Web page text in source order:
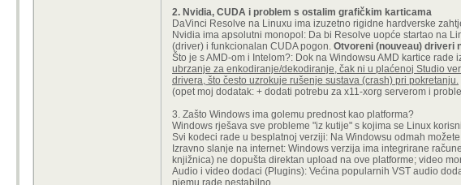
2. Nvidia, CUDA i problem s ostalim grafičkim karticama
DaVinci Resolve na Linuxu ima izuzetno rigidne hardverske
Nvidia ima apsolutni monopol: Da bi Resolve uopće startao na
(driver) i funkcionalan CUDA pogon. Otvoreni (nouveau) driveri
Što je s AMD-om i Intelom?: Dok na Windowsu AMD kartice rade
ubrzanje za enkodiranje/dekodiranje, čak ni u plaćenoj Studio
drivera, što često uzrokuje rušenje sustava (crash) pri pokretanju.
(opet moj dodatak: + dodati potrebu za x11-xorg serverom i
3. Zašto Windows ima golemu prednost kao platforma?
Windows rješava sve probleme "iz kutije" s kojima se Linux
Svi kodeci rade u besplatnoj verziji: Na Windowsu odmah
Izravno slanje na internet: Windows verzija ima integrirane
knjižnica) ne dopušta direktan upload na ove platforme; video
Audio i video dodaci (Plugins): Većina popularnih VST audio
njemu rade nestabilno.